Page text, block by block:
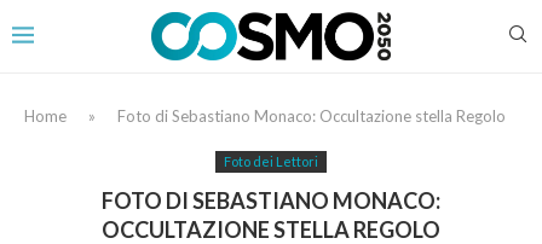
Home » Foto di Sebastiano Monaco: Occultazione stella Regolo
Foto dei Lettori
FOTO DI SEBASTIANO MONACO:
OCCULTAZIONE STELLA REGOLO